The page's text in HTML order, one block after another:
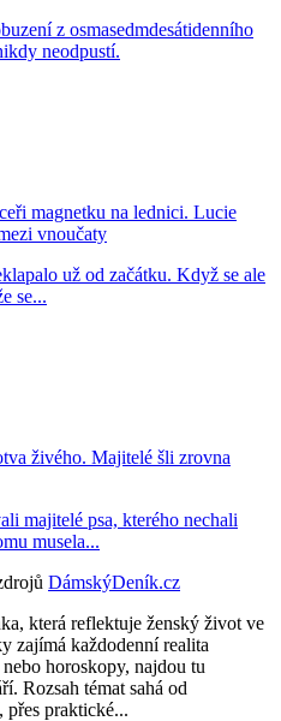
z osmasedmdesátidenního
neodpustí.
magnetku na lednici. Lucie
vnoučaty
už od začátku. Když se ale
se...
živého. Majitelé šli zrovna
majitelé psa, kterého nechali
musela...
DámskýDeník.cz
která reflektuje ženský život ve
zajímá každodenní realita
horoskopy, najdou tu
Rozsah témat sahá od
praktické...